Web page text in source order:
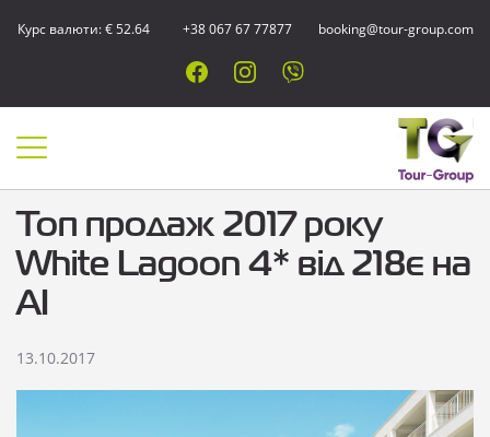
Курс валюти: € 52.64 +38 067 67 77877 booking@tour-group.com
Топ продаж 2017 року
White Lagoon 4* від 218є на
АІ
13.10.2017